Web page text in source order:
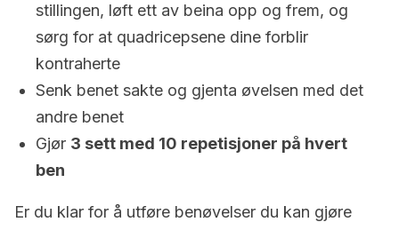
stillingen, løft ett av beina opp og frem, og
sørg for at quadricepsene dine forblir
kontraherte
Senk benet sakte og gjenta øvelsen med det
andre benet
Gjør 3 sett med 10 repetisjoner på hvert
ben
Er du klar for å utføre benøvelser du kan gjøre